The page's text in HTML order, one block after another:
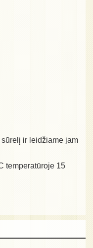
ir leidžiame jam
temperatūroje 15